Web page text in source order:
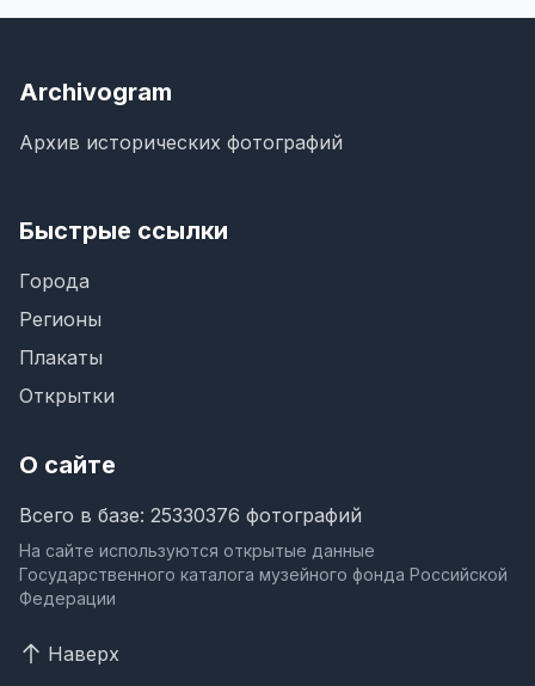
Archivogram
Архив исторических фотографий
Быстрые ссылки
Города
Регионы
Плакаты
Открытки
О сайте
Всего в базе: 25330376 фотографий
На сайте используются открытые данные
Государственного каталога музейного фонда Российской
Федерации
Наверх